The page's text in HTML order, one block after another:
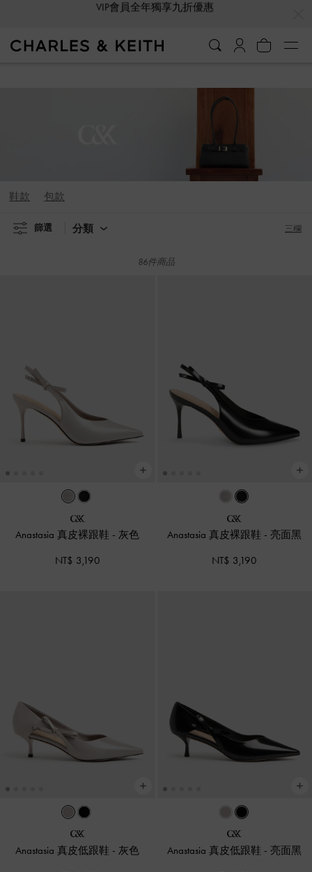
7天免費退貨鑑賞期
7天免費退貨鑑賞期
鞋款 包款
篩選 分類 三欄
86件商品
Anastasia 真皮裸跟鞋 - 灰色
NT$ 3,190
Anastasia 真皮裸跟鞋 - 亮面黑
NT$ 3,190
Anastasia 真皮低跟鞋 - 灰色 Anastasia 真皮低跟鞋 - 亮面黑